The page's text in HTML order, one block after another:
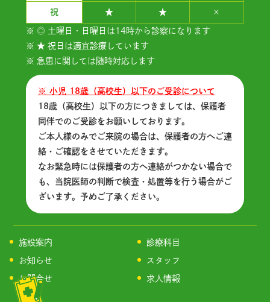
祝 ★ ★ ×
※ ◎ 土曜日・日曜日は14時から診察になります
※ ★ 祝日は適宜診療しています
※ 急患に関しては随時対応します
※ 小児 18歳（高校生）以下のご受診について
18歳（高校生）以下の方につきましては、保護者
同伴でのご受診をお願いしております。
ご本人様のみでご来院の場合は、保護者の方へご連
絡・ご確認をさせていただきます。
なお緊急時には保護者の方へ連絡がつかない場合で
も、当院医師の判断で検査・処置等を行う場合がご
ざいます。予めご了承ください。
施設案内 診療科目
お知らせ スタッフ
お問合せ 求人情報